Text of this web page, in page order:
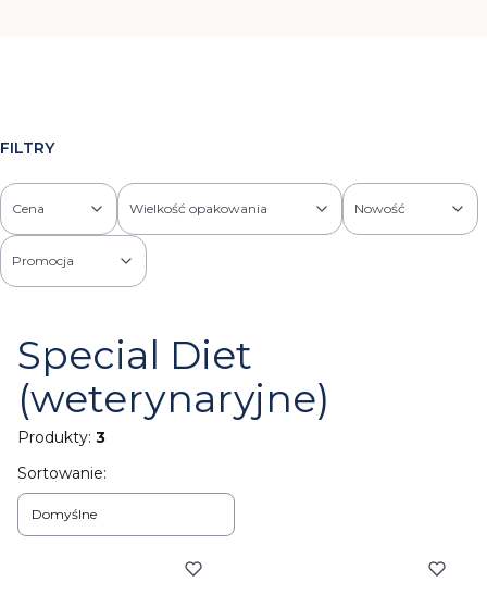
FILTRY
Cena Wielkość opakowania Nowość
Promocja
Special Diet
(weterynaryjne)
Produkty: 3
Lista produktów
Sortowanie:
Domyślne